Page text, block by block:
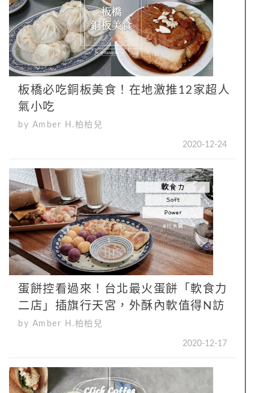
板橋必吃銅板美食！在地激推12家超人
氣小吃
by Amber H.柏柏兒
2020-12-24
蛋餅控看過來！台北最火蛋餅「軟食力
二店」插旗行天宮，外酥內軟值得N訪
by Amber H.柏柏兒
2020-12-17